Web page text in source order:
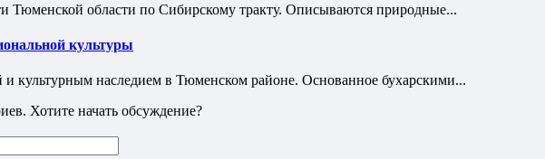
Тюменской области по Сибирскому тракту. Описываются природные...
культуры
культурным наследием в Тюменском районе. Основанное бухарскими...
Хотите начать обсуждение?